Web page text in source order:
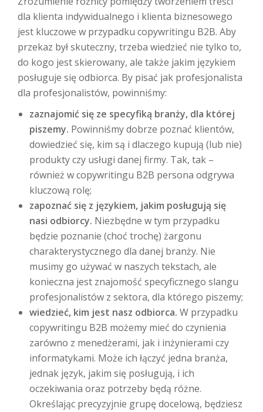
dla klienta indywidualnego i klienta biznesowego
jest kluczowe w przypadku copywritingu B2B. Aby
przekaz był skuteczny, trzeba wiedzieć nie tylko to,
do kogo jest skierowany, ale także jakim językiem
posługuje się odbiorca. By pisać jak profesjonalista
dla profesjonalistów, powinniśmy:
zaznajomić się ze specyfiką branży, dla której
piszemy. Powinniśmy dobrze poznać klientów,
dowiedzieć się, kim są i dlaczego kupują (lub nie)
produkty czy usługi danej firmy. Tak, tak –
również w copywritingu B2B persona odgrywa
kluczową rolę;
zapoznać się z językiem, jakim posługują się
nasi odbiorcy. Niezbędne w tym przypadku
będzie poznanie (choć trochę) żargonu
charakterystycznego dla danej branży. Nie
musimy go używać w naszych tekstach, ale
konieczna jest znajomość specyficznego slangu
profesjonalistów z sektora, dla którego piszemy;
wiedzieć, kim jest nasz odbiorca. W przypadku
copywritingu B2B możemy mieć do czynienia
zarówno z menedżerami, jak i inżynierami czy
informatykami. Może ich łączyć jedna branża,
jednak język, jakim się posługują, i ich
oczekiwania oraz potrzeby będą różne.
Określając precyzyjnie grupę docelową, będziesz